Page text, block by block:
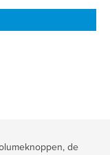
de